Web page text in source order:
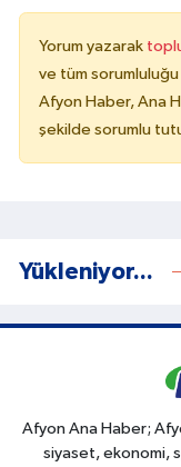
Yorum yazarak
ve tüm
Afyon Haber, Ana
şekilde sorumlu
Yükleniyor...
Afyon Ana Haber;
siyaset, ekonomi,